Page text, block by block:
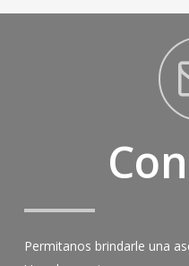
Permitanos brindarle una